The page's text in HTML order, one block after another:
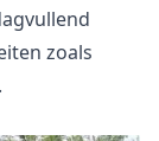
zoals